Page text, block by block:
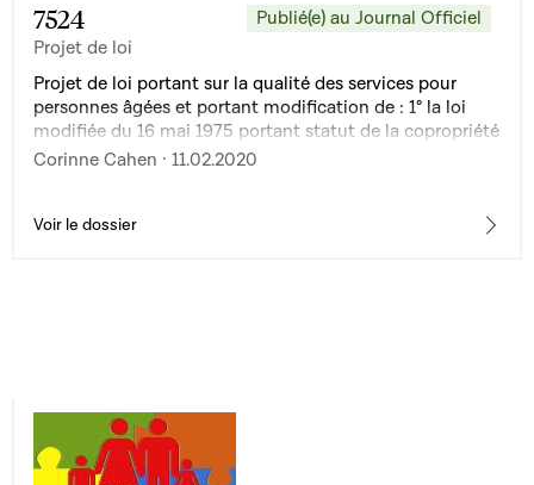
7524
Projet de loi
Publié(e) au Journal Officiel
Projet de loi portant sur la qualité des services pour
personnes âgées et portant modification de : 1° la loi
modifiée du 16 mai 1975 portant statut de la copropriété
des immeubles bâtis ; 2° la loi modifiée du 8 septembre
thérapeutique
Corinne Cahen · 11.02.2020
Voir le dossier